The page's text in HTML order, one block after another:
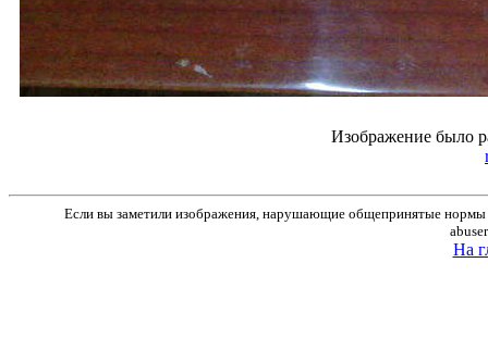
Изображение было
Если вы заметили изображения, нарушающие общепринятые нормы
На